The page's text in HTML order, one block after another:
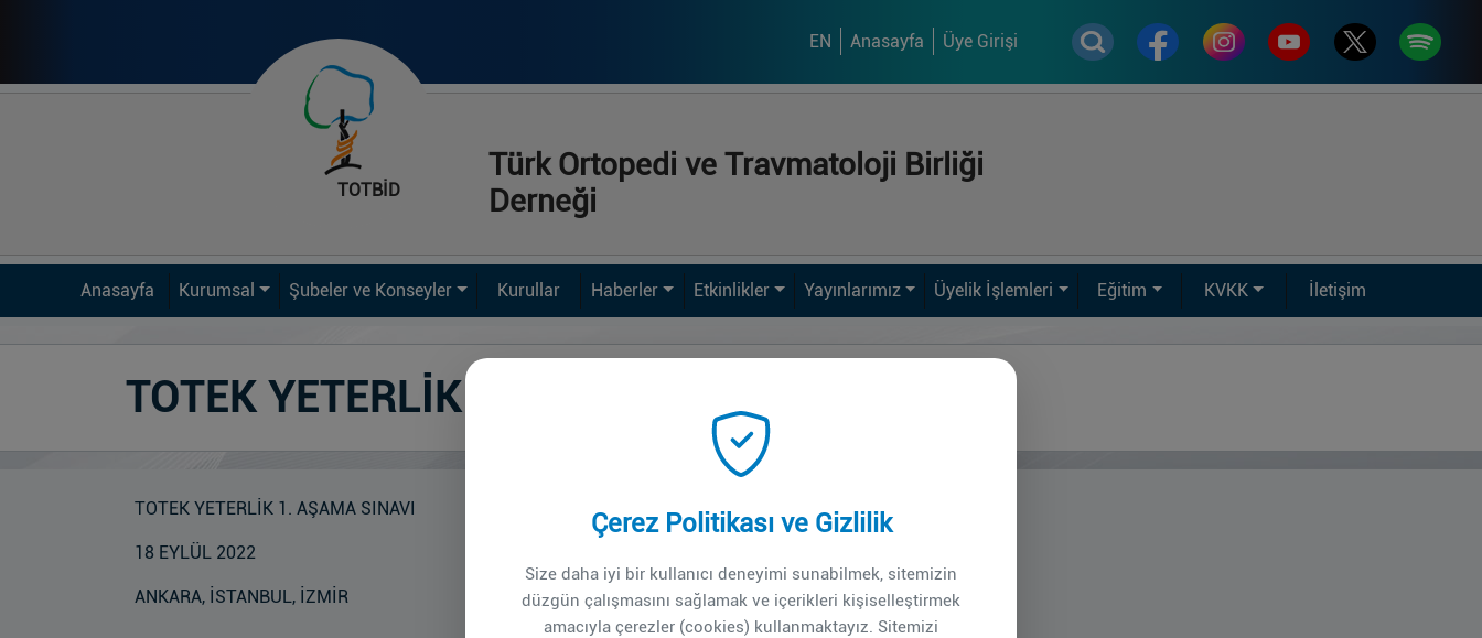
EN Anasayfa Üye Girişi
TOTBİD
Türk Ortopedi ve Travmatoloji Birliği
Derneği
Anasayfa Kurumsal Şubeler ve Konseyler Kurullar Haberler Etkinlikler Yayınlarımız Üyelik İşlemleri Eğitim KVKK İletişim
TOTEK YETERLİK 1. AŞAMA SINAVI - 2022
TOTEK YETERLİK 1. AŞAMA SINAVI
18 EYLÜL 2022
ANKARA, İSTANBUL, İZMİR
Çerez Politikası ve Gizlilik
Size daha iyi bir kullanıcı deneyimi sunabilmek, sitemizin
düzgün çalışmasını sağlamak ve içerikleri kişiselleştirmek
amacıyla çerezler (cookies) kullanmaktayız. Sitemizi